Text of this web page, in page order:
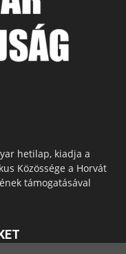
hetilap, kiadja a
Közössége a Horvát
támogatásával